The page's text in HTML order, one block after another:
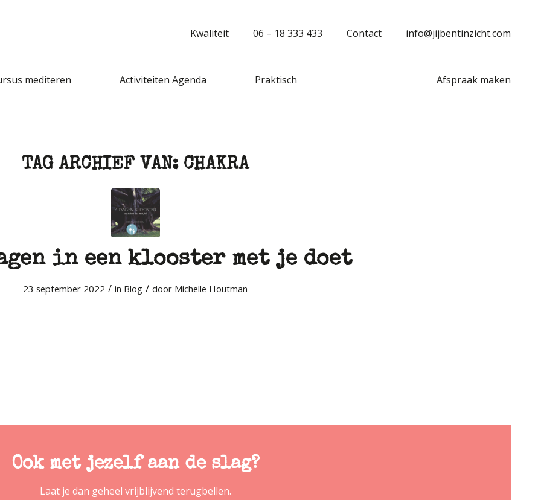
Kwaliteit 06 – 18 333 433 Contact info@jijbentinzicht.com
mediteren Activiteiten Agenda Praktisch Afspraak maken
TAG ARCHIEF VAN: CHAKRA
in een klooster met je doet
23 september 2022 / in Blog / door Michelle Houtman
Ook met jezelf aan de slag?
Laat je dan geheel vrijblijvend terugbellen.